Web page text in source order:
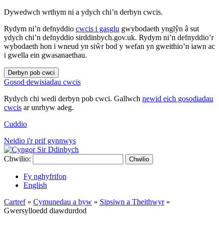
Dywedwch wrthym ni a ydych chi’n derbyn cwcis.
Rydym ni’n defnyddio cwcis i gasglu gwybodaeth ynglŷn â sut
ydych chi’n defnyddio sirddinbych.gov.uk. Rydym ni’n defnyddio’r
wybodaeth hon i wneud yn siŵr bod y wefan yn gweithio’n iawn ac
i gwella ein gwasanaethau.
Derbyn pob cwci
Gosod dewisiadau cwcis
Rydych chi wedi derbyn pob cwci. Gallwch newid eich gosodiadau
cwcis ar unrhyw adeg.
Cuddio
Neidio i'r prif gynnwys
Chwilio: Chwilio
Fy nghyfrifon
English
Cartref» Cymunedau a byw » Sipsiwn a Theithwyr»
Gwersylloedd diawdurdod